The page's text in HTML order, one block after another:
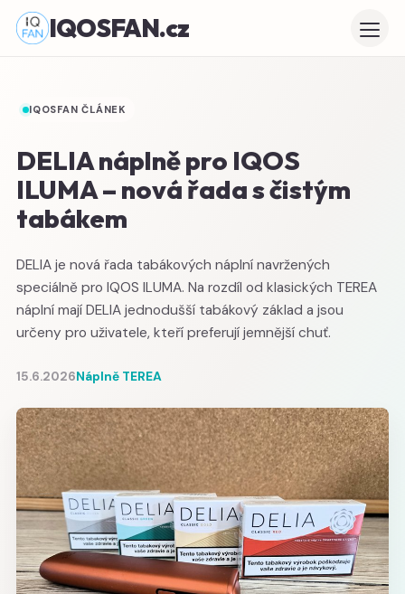
IQOSFAN.cz
IQOSFAN ČLÁNEK
DELIA náplně pro IQOS
ILUMA – nová řada s čistým
tabákem
DELIA je nová řada tabákových náplní navržených
speciálně pro IQOS ILUMA. Na rozdíl od klasických TEREA
náplní mají DELIA jednodušší tabákový základ a jsou
určeny pro uživatele, kteří preferují jemnější chuť.
15.6.2026Náplně TEREA